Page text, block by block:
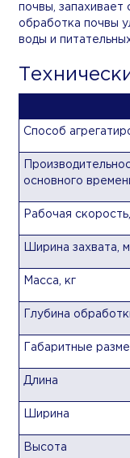
почвы, запахивает
обработка почвы
воды и
Способ
основного
Рабочая
Ширина захвата, м
Масса, кг
Глубина
Габаритные
Длина
Ширина
Высота